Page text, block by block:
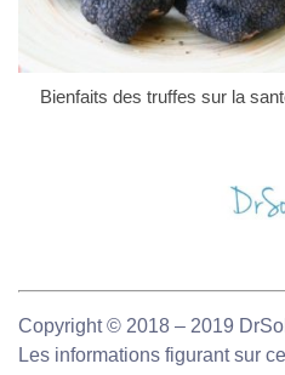
Bienfaits des truffes sur la
Copyright © 2018 – 2019
Les informations figurant sur